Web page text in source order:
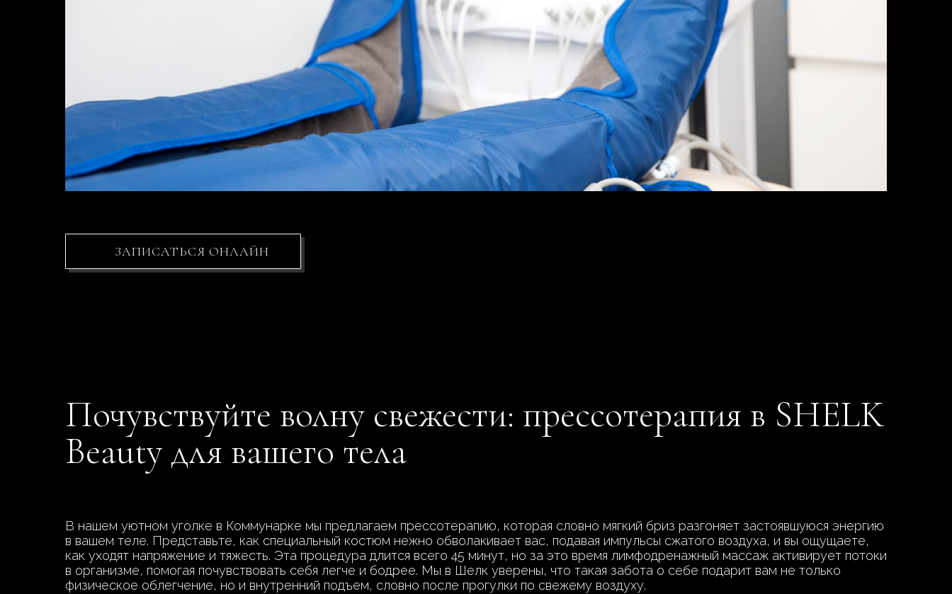
ЗАПИСАТЬСЯ ОНЛАЙН
Почувствуйте волну свежести: прессотерапия в SHELK
Beauty для вашего тела
В нашем уютном уголке в Коммунарке мы предлагаем прессотерапию, которая словно мягкий бриз разгоняет застоявшуюся энергию
в вашем теле. Представьте, как специальный костюм нежно обволакивает вас, подавая импульсы сжатого воздуха, и вы ощущаете,
как уходят напряжение и тяжесть. Эта процедура длится всего 45 минут, но за это время лимфодренажный массаж активирует потоки
в организме, помогая почувствовать себя легче и бодрее. Мы в Шелк уверены, что такая забота о себе подарит вам не только
физическое облегчение, но и внутренний подъем, словно после прогулки по свежему воздуху.